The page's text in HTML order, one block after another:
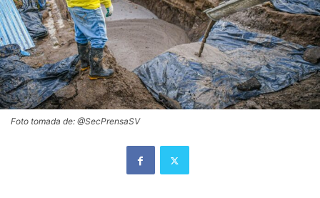
Foto tomada de: @SecPrensaSV